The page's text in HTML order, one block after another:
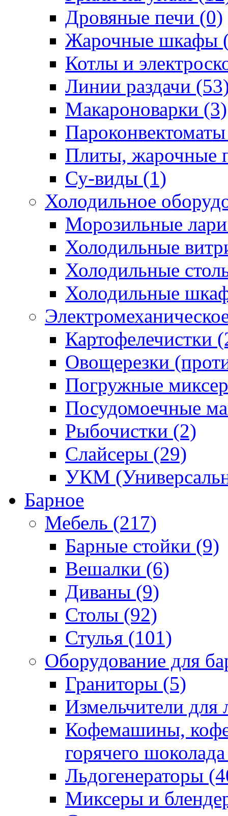
Дровяные печи (0)
Жарочные шкафы
Котлы и
Линии раздачи
Макароноварки (3)
Плиты, жарочные
Су-виды (1)
Холодильное
Морозильные
Холодильные
Холодильные
Холодильные
Картофелечистки
Овощерезки
Погружные
Посудомоечные
Рыбочистки (2)
Слайсеры (29)
УКМ
Барное
Мебель (217)
Барные стойки (9)
Вешалки (6)
Диваны (9)
Столы (92)
Стулья (101)
Оборудование для
Граниторы (5)
Измельчители для
Кофемашины,
горячего
Льдогенераторы
Миксеры и